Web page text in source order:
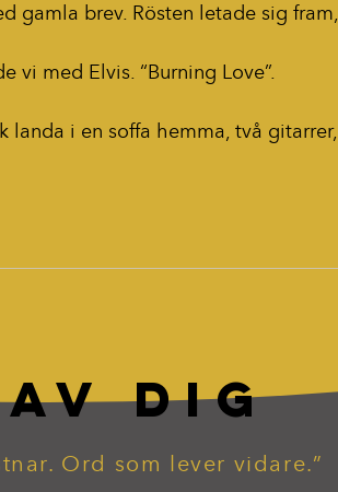
gamla brev. Rösten letade sig
vi med Elvis. “Burning Love”.
landa i en soffa hemma, två
DIG
Ord som lever vidare.”